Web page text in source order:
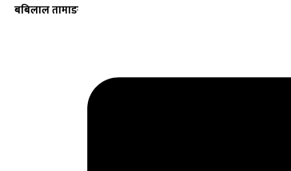
बबिलाल तामाङ